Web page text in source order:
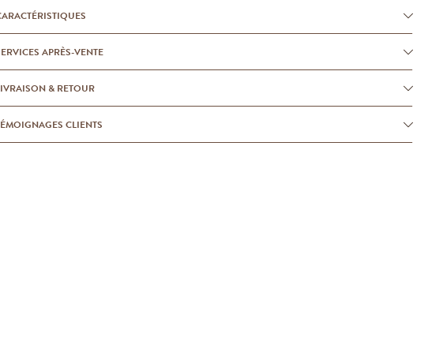
CARACTÉRISTIQUES
SERVICES APRÈS-VENTE
LIVRAISON & RETOUR
TÉMOIGNAGES CLIENTS